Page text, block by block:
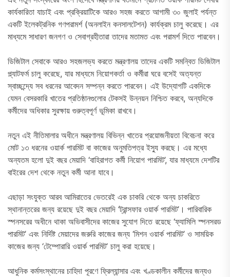
কার্যকারিতা যাচাই এবং প্রক্রিয়াটিকে আরও সহজ করতে আগামী ৩০ জুলাই পর্যন্ত
একটি ইলেকট্রনিক গণপরামর্শ (অনলাইন কনসালটেশন) কার্যক্রম চালু করেছে। এর
মাধ্যমে সাধারণ জনগণ ও সেবাগ্রহীতারা তাদের মতামত এবং পরামর্শ দিতে পারবেন।
ডিজিটাল সেবাকে আরও সহজলভ্য করতে মন্ত্রণালয় তাদের একটি সমন্বিত ডিজিটাল
প্ল্যাটফর্ম চালু করেছে, যার মাধ্যমে নিয়োগকর্তা ও কর্মীরা ঘরে বসেই অত্যন্ত
স্বাচ্ছন্দ্যে সব ধরনের আবেদন সম্পন্ন করতে পারবেন। এই উদ্যোগটি একদিকে
যেমন বেসরকারি খাতের প্রতিষ্ঠানগুলোর টেকসই উন্নয়ন নিশ্চিত করবে, অন্যদিকে
কর্মীদের অধিকার সুরক্ষায় গুরুত্বপূর্ণ ভূমিকা রাখবে।
নতুন এই নীতিমালার অধীনে মন্ত্রণালয় বিভিন্ন খাতের প্রয়োজনীয়তা বিবেচনা করে
মোট ১৩ ধরনের ওয়ার্ক পারমিট বা কাজের অনুমতিপত্র ইস্যু করছে। এর মধ্যে
অন্যতম হলো দুই বছর মেয়াদি ‘বাহিরাগত কর্মী নিয়োগ পারমিট’, যার মাধ্যমে দেশটির
বাইরের দেশ থেকে নতুন কর্মী আনা যাবে।
এছাড়া সংযুক্ত আরব আমিরাতের ভেতরেই এক চাকরি থেকে অন্য চাকরিতে
স্থানান্তরের জন্য রয়েছে দুই বছর মেয়াদি ‘ট্রান্সফার ওয়ার্ক পারমিট’। পারিবারিক
স্পনসরের অধীনে থাকা অভিবাসীদের কাজের সুযোগ দিতে রয়েছে ‘ফ্যামিলি স্পনসরড
পারমিট’ এবং নির্দিষ্ট মেয়াদের জরুরি কাজের জন্য ‘মিশন ওয়ার্ক পারমিট’ ও সাময়িক
কাজের জন্য ‘টেম্পোরারি ওয়ার্ক পারমিট’ চালু করা হয়েছে।
আধুনিক কর্মসংস্থানের চাহিদা পূরণে ফ্রিল্যান্সার এবং খণ্ডকালীন কর্মীদের জন্যও